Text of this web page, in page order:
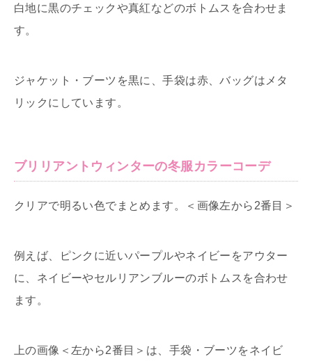
白地に黒のチェックや真紅などのボトムスを合わせま
す。
ジャケット・ブーツを黒に、手袋は赤、バッグはメタ
リックにしています。
ブリリアントウィンターの冬服カラーコーデ
クリアで明るい色でまとめます。＜画像左から2番目＞
例えば、ピンクに近いパープルやネイビーをアウター
に、ネイビーやセルリアンブルーのボトムスを合わせ
ます。
上の画像＜左から2番目＞は、手袋・ブーツをネイビ